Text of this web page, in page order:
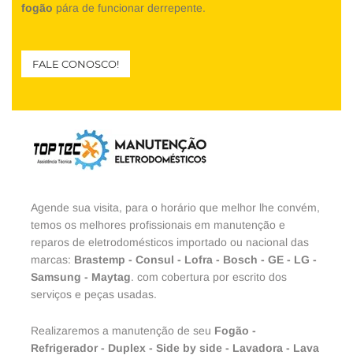
fogão pára de funcionar derrepente.
FALE CONOSCO!
Agende sua visita, para o horário que melhor lhe convém,
temos os melhores profissionais em manutenção e
reparos de eletrodomésticos importado ou nacional das
marcas: Brastemp - Consul - Lofra - Bosch - GE - LG -
Samsung - Maytag. com cobertura por escrito dos
serviços e peças usadas.
Realizaremos a manutenção de seu Fogão -
Refrigerador- Duplex - Side by side - Lavadora - Lava